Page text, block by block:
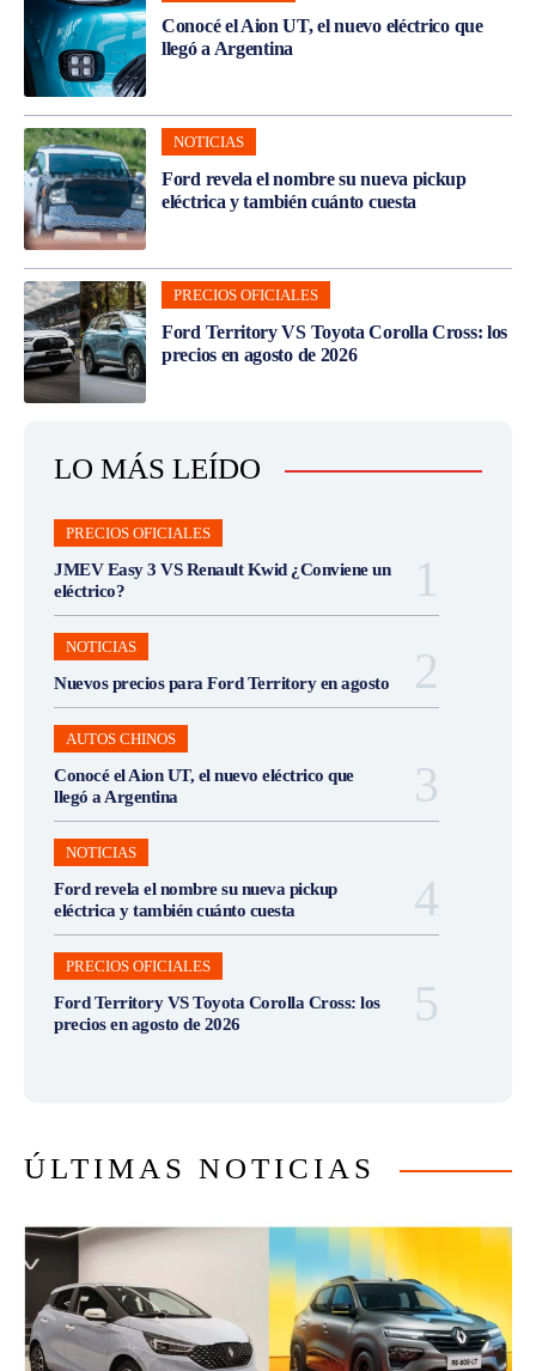
Conocé el Aion UT, el nuevo eléctrico que
llegó a Argentina
NOTICIAS
Ford revela el nombre su nueva pickup
eléctrica y también cuánto cuesta
PRECIOS OFICIALES
Ford Territory VS Toyota Corolla Cross: los
precios en agosto de 2026
LO MÁS LEÍDO
PRECIOS OFICIALES
JMEV Easy 3 VS Renault Kwid ¿Conviene un
eléctrico?
NOTICIAS
Nuevos precios para Ford Territory en agosto
AUTOS CHINOS
Conocé el Aion UT, el nuevo eléctrico que
llegó a Argentina
NOTICIAS
Ford revela el nombre su nueva pickup
eléctrica y también cuánto cuesta
PRECIOS OFICIALES
Ford Territory VS Toyota Corolla Cross: los
precios en agosto de 2026
ÚLTIMAS NOTICIAS